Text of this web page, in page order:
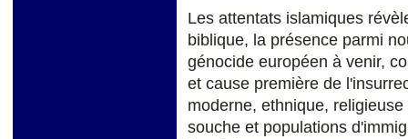
Les attentats islamiques
biblique, la présence parmi
génocide européen à venir,
et cause première de
moderne, ethnique,
souche et populations